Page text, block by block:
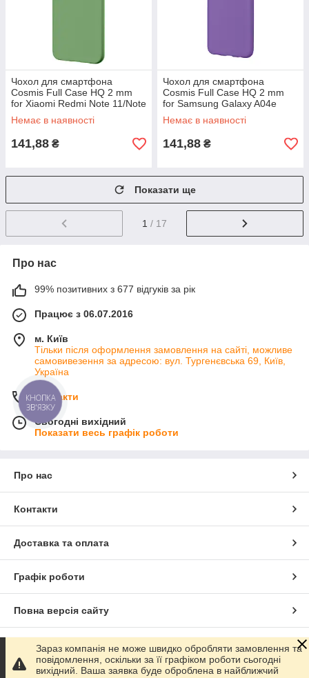
Чохол для смартфона
Cosmis Full Case HQ 2 mm
for Xiaomi Redmi Note 11/Note
11S Apple Green
Немає в наявності
141,88 ₴
Чохол для смартфона
Cosmis Full Case HQ 2 mm
for Samsung Galaxy A04e
Dark Purple
Немає в наявності
141,88 ₴
Показати ще
1 / 17
Про нас
99% позитивних з 677 відгуків за рік
Працює з 06.07.2016
м. Київ
Тільки після оформлення замовлення на сайті, можливе
самовивезення за адресою: вул. Тургенєвська 69, Київ,
Україна
Контакти
Сьогодні вихідний
Показати весь графік роботи
Про нас
Контакти
Доставка та оплата
Графік роботи
Повна версія сайту
Сайт створено на маркетплейсі Prom.ua
Зараз компанія не може швидко обробляти замовлення та
повідомлення, оскільки за її графіком роботи сьогодні
вихідний. Ваша заявка буде оброблена в найближчий
КНОПКА
ЗВ'ЯЗКУ